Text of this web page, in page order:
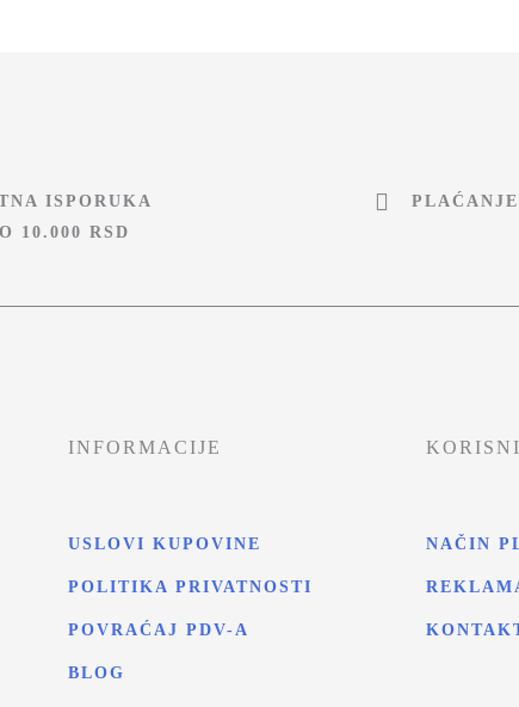
ISPORUKA
10.000 RSD
INFORMACIJE
USLOVI KUPOVINE
POLITIKA PRIVATNOSTI
POVRAĆAJ PDV-A
BLOG
NAČIN